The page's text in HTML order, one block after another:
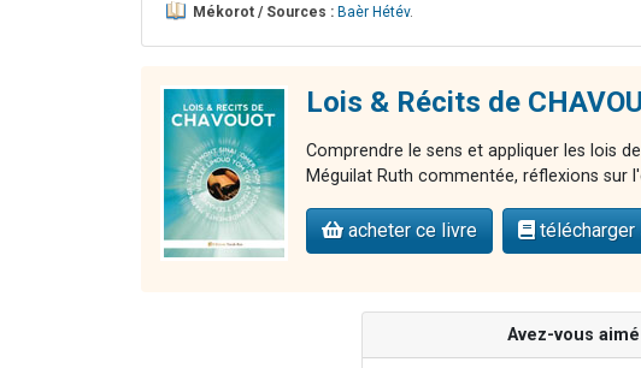
Mékorot / Sources : Baèr Hétév.
Lois & Récits de
Comprendre le sens et appliquer les lois
Méguilat Ruth commentée, réflexions sur
acheter ce livre télécharger
Avez-vous